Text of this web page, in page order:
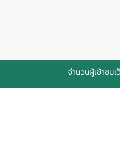
จำนวนผู้เข้าชม